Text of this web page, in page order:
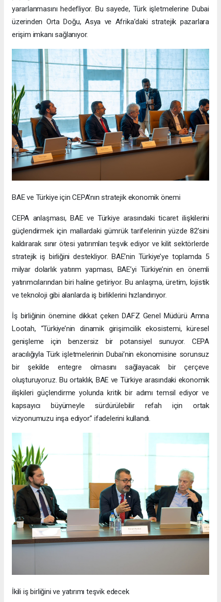
yararlanmasını hedefliyor. Bu sayede, Türk işletmelerine Dubai
üzerinden Orta Doğu, Asya ve Afrika’daki stratejik pazarlara
erişim imkanı sağlanıyor.
BAE ve Türkiye için CEPA’nın stratejik ekonomik önemi
CEPA anlaşması, BAE ve Türkiye arasındaki ticaret ilişkilerini
güçlendirmek için mallardaki gümrük tarifelerinin yüzde 82’sini
kaldırarak sınır ötesi yatırımları teşvik ediyor ve kilit sektörlerde
stratejik iş birliğini destekliyor. BAE’nin Türkiye’ye toplamda 5
milyar dolarlık yatırım yapması, BAE’yi Türkiye’nin en önemli
yatırımcılarından biri haline getiriyor. Bu anlaşma, üretim, lojistik
ve teknoloji gibi alanlarda iş birliklerini hızlandırıyor.
İş birliğinin önemine dikkat çeken DAFZ Genel Müdürü Amna
Lootah, “Türkiye’nin dinamik girişimcilik ekosistemi, küresel
genişleme için benzersiz bir potansiyel sunuyor. CEPA
aracılığıyla Türk işletmelerinin Dubai’nin ekonomisine sorunsuz
bir şekilde entegre olmasını sağlayacak bir çerçeve
oluşturuyoruz. Bu ortaklık, BAE ve Türkiye arasındaki ekonomik
ilişkileri güçlendirme yolunda kritik bir adımı temsil ediyor ve
kapsayıcı büyümeyle sürdürülebilir refah için ortak
vizyonumuzu inşa ediyor.” ifadelerini kullandı.
İkili iş birliğini ve yatırımı teşvik edecek